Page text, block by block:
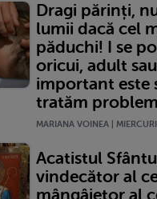
Dragi părinți,
lumii dacă cel
păduchi! I se
oricui, adult
important este
tratăm
MARIANA VOINEA |
Acatistul
vindecător al